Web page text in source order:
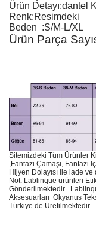
Ürün Detayı:dantel
Renk:Resimdeki
Beden :S/M-L/XL
Ürün Parça
Sitemizdeki Tüm Ürünler
,Fantazi Çamaşı, Fantazi
Hijyen Dolayısı ile iade
Not: Lablinque ürünleri
Gönderilmektedir
Aksesuarları Okyanus
Türkiye de Üretilmektedir